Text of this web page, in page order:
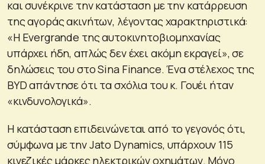
και συνέκρινε την κατάσταση με την κατάρρευση
της αγοράς ακινήτων, λέγοντας χαρακτηριστικά:
«Η Evergrande της αυτοκινητοβιομηχανίας
υπάρχει ήδη, απλώς δεν έχει ακόμη εκραγεί», σε
δηλώσεις του στο Sina Finance. Ένα στέλεχος της
BYD απάντησε ότι τα σχόλια του κ. Γουέι ήταν
«κινδυνολογικά».
Η κατάσταση επιδεινώνεται από το γεγονός ότι,
σύμφωνα με την Jato Dynamics, υπάρχουν 115
κινεζικές μάρκες ηλεκτρικών οχημάτων. Μόνο